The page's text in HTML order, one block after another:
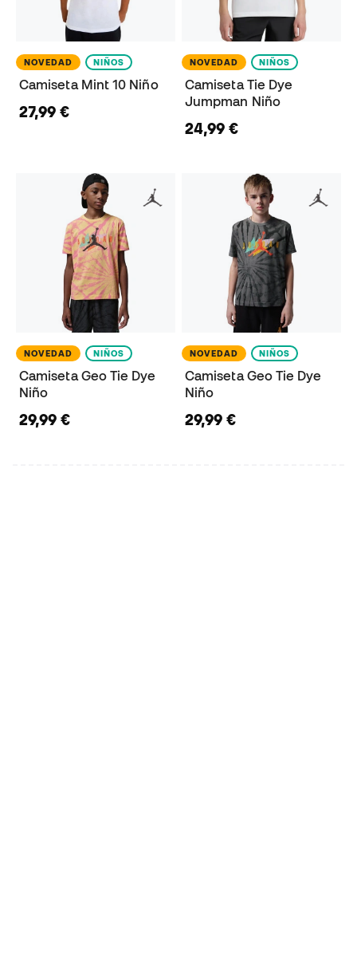
NOVEDAD NIÑOS
Camiseta Mint 10 Niño
27,99 €
NOVEDAD NIÑOS
Camiseta Tie Dye
Jumpman Niño
24,99 €
NOVEDAD NIÑOS
Camiseta Geo Tie Dye
Niño
29,99 €
NOVEDAD NIÑOS
Camiseta Geo Tie Dye
Niño
29,99 €